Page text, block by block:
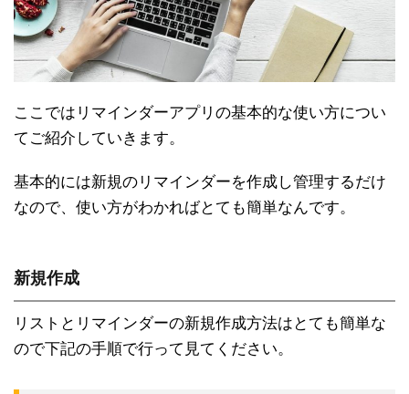
ここではリマインダーアプリの基本的な使い方につい
てご紹介していきます。
基本的には新規のリマインダーを作成し管理するだけ
なので、使い方がわかればとても簡単なんです。
新規作成
リストとリマインダーの新規作成方法はとても簡単な
ので下記の手順で行って見てください。